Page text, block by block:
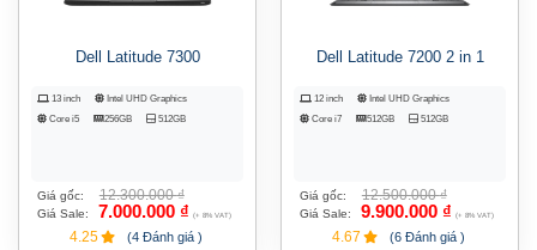
Dell Latitude 7300
13 inch
Intel UHD Graphics
Core i5
256GB 512GB
Giá gốc: 12.300.000₫
Giá Sale: 7.000.000 ₫ (+ 8% VAT)
4.25 (4 Đánh giá )
Dell Latitude 7200 2 in 1
12 inch
Intel UHD Graphics
Core i7
512GB 512GB
Giá gốc: 12.500.000₫
Giá Sale: 9.900.000 ₫ (+ 8% VAT)
4.67 (6 Đánh giá )